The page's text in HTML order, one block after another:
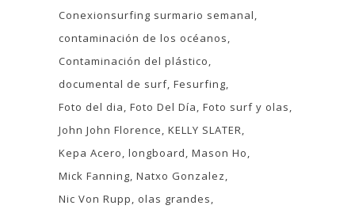
Conexionsurfing surmario semanal
contaminación de los océanos
Contaminación del plástico
documental de surf Fesurfing
Foto del dia Foto Del Día Foto surf y olas
John John Florence KELLY SLATER
Kepa Acero longboard Mason Ho
Mick Fanning Natxo Gonzalez
Nic Von Rupp
olas grandes